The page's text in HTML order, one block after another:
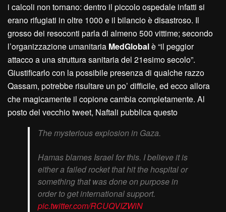
i calcoli non tornano: dentro il piccolo ospedale infatti si
erano rifugiati in oltre 1000 e il bilancio è disastroso. Il
grosso dei resoconti parla di almeno 500 vittime; secondo
l’organizzazione umanitaria MedGlobalè “il peggior
attacco a una struttura sanitaria del 21esimo secolo”.
Giustificarlo con la possibile presenza di qualche razzo
Qassam, potrebbe risultare un po’ difficile, ed ecco allora
che magicamente il copione cambia completamente. Al
posto del vecchio tweet, Naftali pubblica questo
The mysterious explosion in Gaza.
Hamas blames Israel for this. I believe it is
either a failed rocket that hit the hospital or
something that was done on purpose in
order to get international support.
pic.twitter.com/RCUQVIZWiN